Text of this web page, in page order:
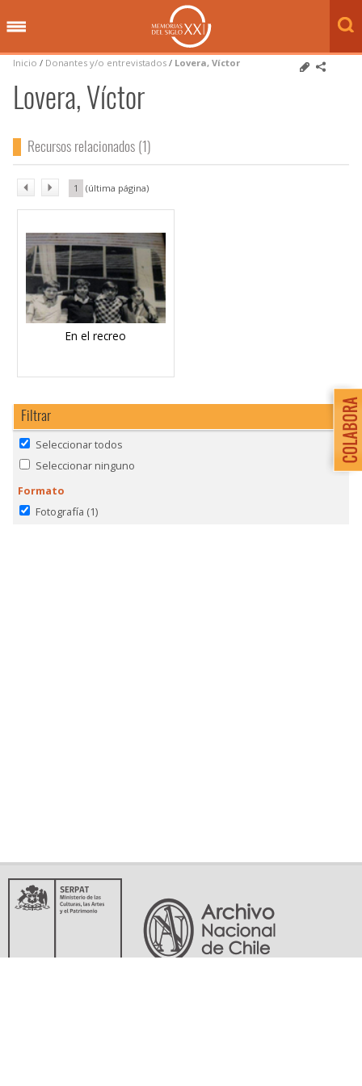
Inicio / Donantes y/o entrevistados / Lovera, Víctor
Lovera, Víctor
Recursos relacionados (1)
En el recreo
1
Filtrar
Seleccionar todos
Seleccionar ninguno
Formato
Fotografía (1)